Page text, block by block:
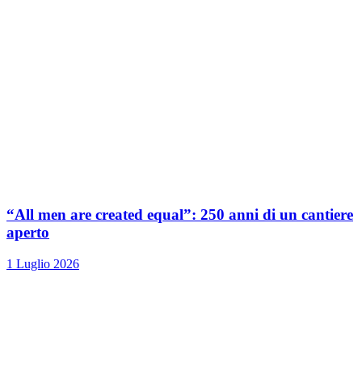
“All men are created equal”: 250 anni di un cantiere
aperto
1 Luglio 2026